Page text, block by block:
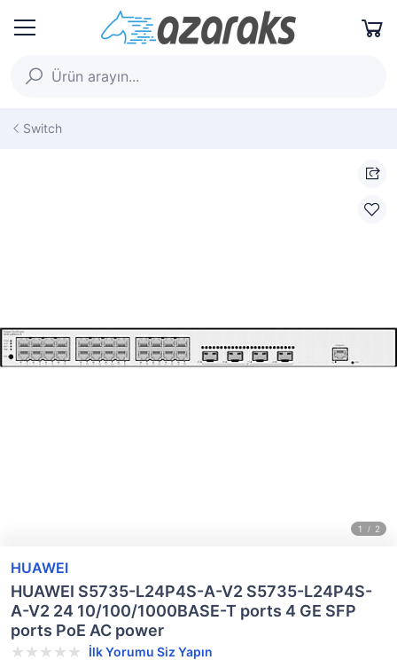
Switch
HUAWEI
HUAWEI S5735-L24P4S-A-V2 S5735-L24P4S-
A-V2 24 10/100/1000BASE-T ports 4 GE SFP
ports PoE AC power
İlk Yorumu Siz Yapın